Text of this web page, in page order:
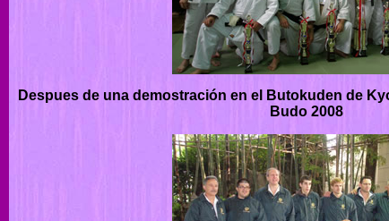
Despues de una demostración en el Butokuden de
Budo 2008